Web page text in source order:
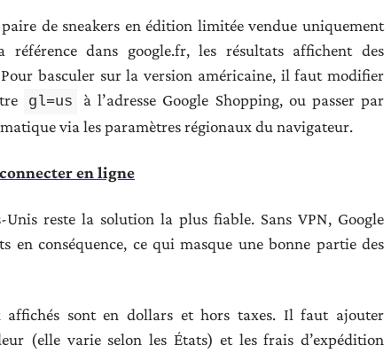
de sneakers en édition limitée vendue uniquement
dans google.fr, les résultats affichent des
basculer sur la version américaine, il faut modifier
gl=us
à l’adresse Google Shopping, ou passer par
via les paramètres régionaux du navigateur.
en ligne
reste la solution la plus fiable. Sans VPN, Google
conséquence, ce qui masque une bonne partie des
affichés sont en dollars et hors taxes. Il faut ajouter
(elle varie selon les États) et les frais d’expédition